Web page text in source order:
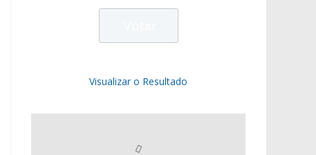
Visualizar o Resultado